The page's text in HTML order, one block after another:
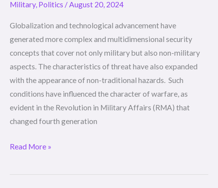
Military, Politics /August 20, 2024
Globalization and technological advancement have
generated more complex and multidimensional security
concepts that cover not only military but also non-military
aspects. The characteristics of threat have also expanded
with the appearance of non-traditional hazards. Such
conditions have influenced the character of warfare, as
evident in the Revolution in Military Affairs (RMA) that
changed fourth generation
Clear
and
Present
Threat)
Read More »